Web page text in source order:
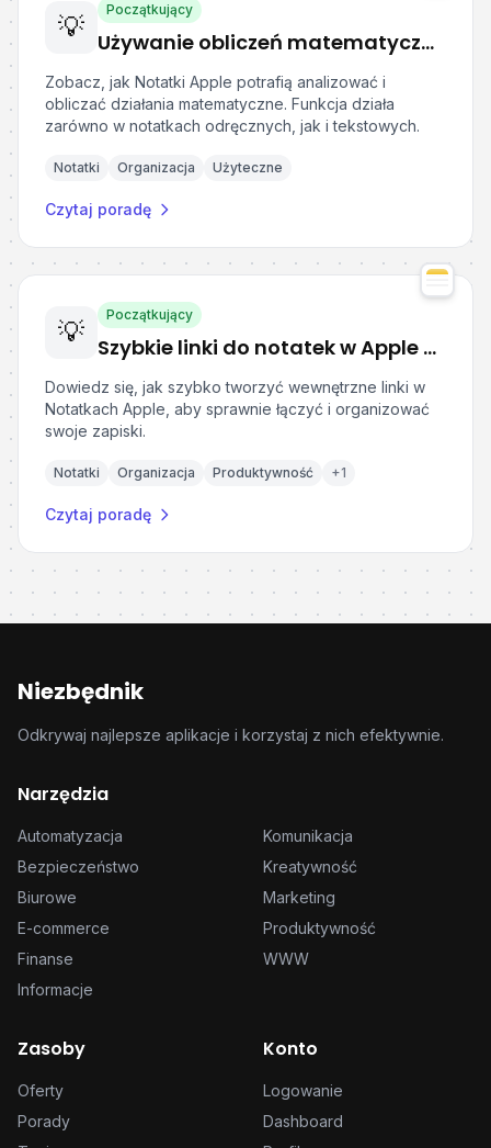
💡
Początkujący
Używanie obliczeń matematycznych w Notatkach Apple
Zobacz, jak Notatki Apple potrafią analizować i
obliczać działania matematyczne. Funkcja działa
zarówno w notatkach odręcznych, jak i tekstowych.
Notatki Organizacja Użyteczne
Czytaj poradę
💡
Początkujący
Szybkie linki do notatek w Apple Notes
Dowiedz się, jak szybko tworzyć wewnętrzne linki w
Notatkach Apple, aby sprawnie łączyć i organizować
swoje zapiski.
Notatki Organizacja Produktywność +1
Czytaj poradę
Niezbędnik
Odkrywaj najlepsze aplikacje i korzystaj z nich efektywnie.
Narzędzia
Automatyzacja
Bezpieczeństwo
Biurowe
E-commerce
Finanse
Informacje
Komunikacja
Kreatywność
Marketing
Produktywność
WWW
Zasoby
Oferty
Porady
Konto
Logowanie
Dashboard